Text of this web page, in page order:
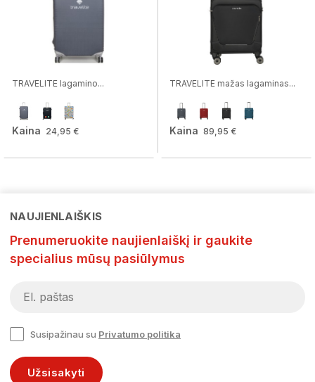
TRAVELITE lagamino...
Kaina 24,95 €
TRAVELITE mažas lagaminas...
Kaina 89,95 €
NAUJIENLAIŠKIS
Prenumeruokite naujienlaiškį ir gaukite
specialius mūsų pasiūlymus
Susipažinau su Privatumo politika
Užsisakyti